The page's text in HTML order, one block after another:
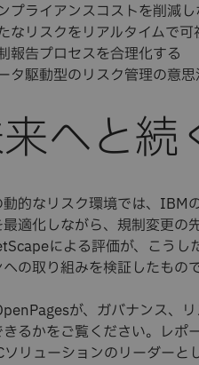
プライアンスコストを削減
なリスクをリアルタイムで可
報告プロセスを合理化する
タ駆動型のリスク管理の意
へと続
動的なリスク環境では、IBM
適化しながら、規制変更の
による評価が、こうし
の取り組みを検証したもの
が、ガバナンス、
きるかをご覧ください。レポ
ソリューションのリーダーと